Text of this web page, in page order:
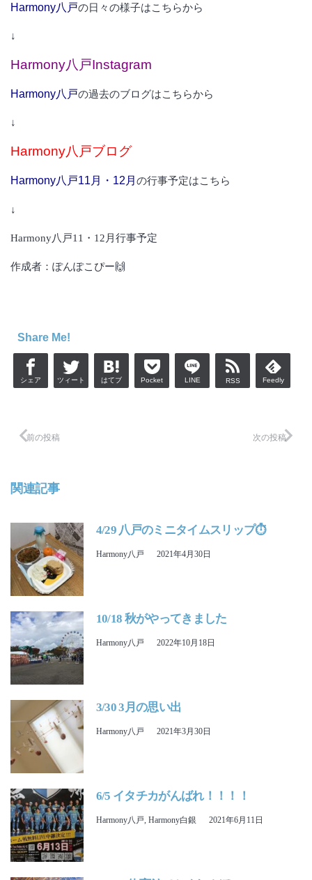
Harmony八戸の日 々の様子はこちらから
↓
Harmony八戸Instagram
Harmony八戸の過去のブログはこちらから
↓
Harmony八戸ブログ
Harmony八戸11月・12月 の行事予定はこちら
↓
Harmony八戸11・12月行事予定
作成者：ぽんぽこぴー🙌
Share Me!
シェア ツィート はてブ Pocket LINE RSS Feedly
前の投稿 次の投稿
関連記事
4/29 八戸のミニタイムスリップ⏱
Harmony八戸 2021年4月30日
10/18 秋がやってきました
Harmony八戸 2022年10月18日
3/30 3月の思い出
Harmony八戸 2021年3月30日
6/5 イタチカがんばれ！！！！
Harmony八戸, Harmony白銀 2021年6月11日